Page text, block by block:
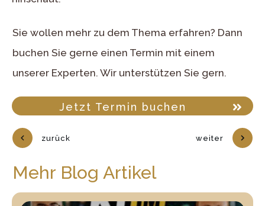
Sie wollen mehr zu dem Thema erfahren? Dann
buchen Sie gerne einen Termin mit einem
unserer Experten. Wir unterstützen Sie gern.
Jetzt Termin buchen
zurück weiter
Mehr Blog Artikel